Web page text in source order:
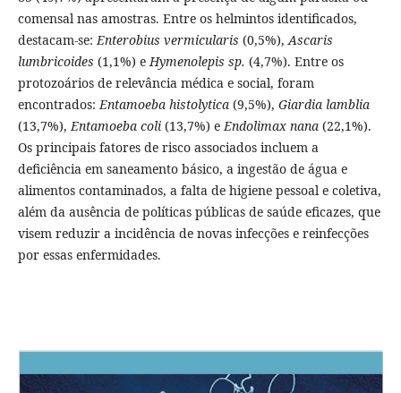
comensal nas amostras. Entre os helmintos identificados,
destacam-se:Enterobius vermicularis (0,5%),Ascaris
lumbricoides (1,1%) eHymenolepis sp. (4,7%). Entre os
protozoários de relevância médica e social, foram
encontrados:Entamoeba histolytica(9,5%), Giardia lamblia
(13,7%),Entamoeba coli(13,7%) eEndolimax nana(22,1%).
Os principais fatores de risco associados incluem a
deficiência em saneamento básico, a ingestão de água e
alimentos contaminados, a falta de higiene pessoal e coletiva,
além da ausência de políticas públicas de saúde eficazes, que
visem reduzir a incidência de novas infecções e reinfecções
por essas enfermidades.